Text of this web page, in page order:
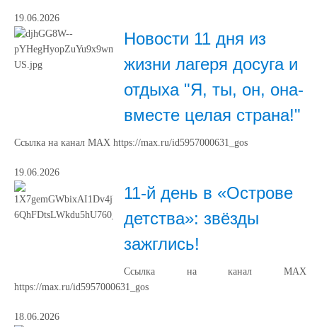
19.06.2026
Новости 11 дня из
жизни лагеря досуга и
отдыха "Я, ты, он, она-
вместе целая страна!"
Ссылка на канал МАХ https://max.ru/id5957000631_gos
19.06.2026
11-й день в «Острове
детства»: звёзды
зажглись!
Ссылка на канал МАХ
https://max.ru/id5957000631_gos
18.06.2026